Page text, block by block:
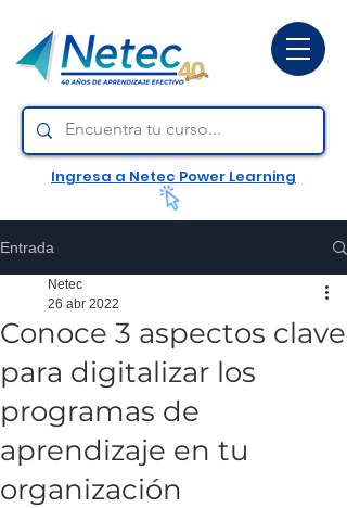
Ingresa a Netec Power Learning
Entrada
Conoce 3 aspectos clave
para digitalizar los
programas de
aprendizaje en tu
organización
Netec
26 abr 2022